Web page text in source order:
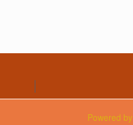
Powered by